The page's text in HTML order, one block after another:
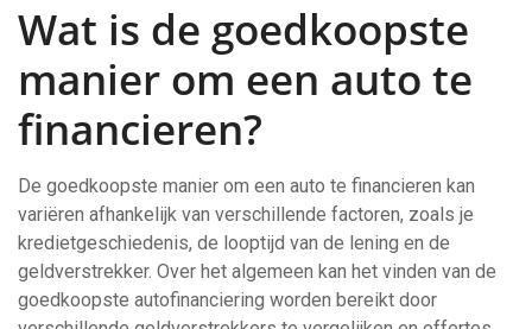
Wat is de goedkoopste
manier om een auto te
financieren?
De goedkoopste manier om een auto te financieren kan
variëren afhankelijk van verschillende factoren, zoals je
kredietgeschiedenis, de looptijd van de lening en de
geldverstrekker. Over het algemeen kan het vinden van de
goedkoopste autofinanciering worden bereikt door